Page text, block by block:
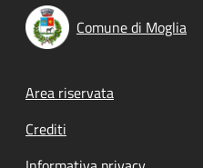
Comune di Moglia
Footer menu
Area riservata
Crediti